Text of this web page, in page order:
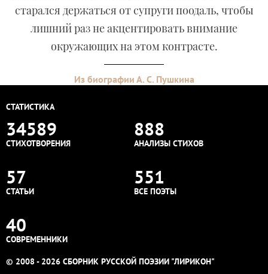
старался держаться от супруги поодаль, чтобы
лишний раз не акцентировать внимание
окружающих на этом контрасте.
Из биографии А. С. Пушкина
СТАТИСТИКА
34589
СТИХОТВОРЕНИЯ
888
АНАЛИЗЫ СТИХОВ
57
СТАТЬИ
551
ВСЕ ПОЭТЫ
40
СОВРЕМЕННИКИ
© 2008 - 2026 СБОРНИК РУССКОЙ ПОЭЗИИ "ЛИРИКОН"